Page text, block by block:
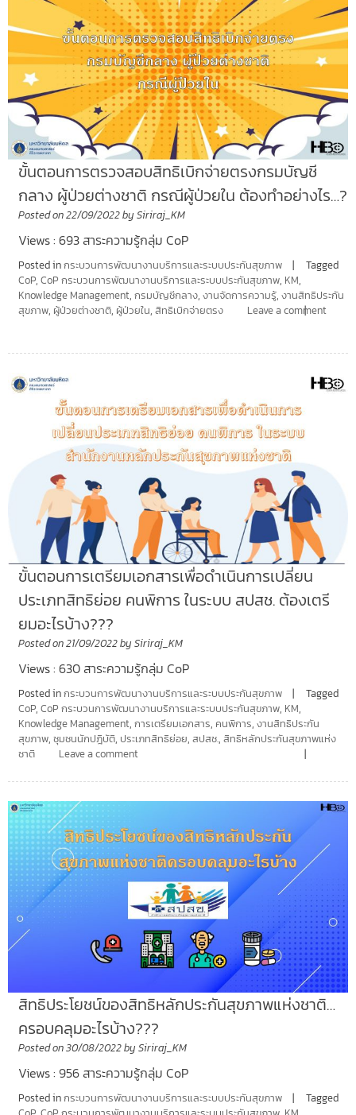
ขั้นตอนการตรวจสอบสิทธิเบิกจ่ายตรงกรมบัญชี
กลาง ผู้ป่วยต่างชาติ กรณีผู้ป่วยใน ต้องทำอย่างไร…?
Posted on22/09/2022by Siriraj_KM
Views : 693 สาระความรู้กลุ่ม CoP
Posted inกระบวนการพัฒนางานบริการและระบบประกันสุขภาพ
Tagged
CoP, CoP กระบวนการพัฒนางานบริการและระบบประกันสุขภาพ, KM,
Knowledge Management, กรมบัญชีกลาง, งานจัดการความรู้, งานสิทธิประกัน
สุขภาพ, ผู้ป่วยต่างชาติ, ผู้ป่วยใน, สิทธิเบิกจ่ายตรง Leave a comment
ขั้นตอนการเตรียมเอกสารเพื่อดำเนินการเปลี่ยน
ประเภทสิทธิย่อย คนพิการ ในระบบ สปสช. ต้องเตรี
ยมอะไรบ้าง???
Posted on21/09/2022by Siriraj_KM
Views : 630 สาระความรู้กลุ่ม CoP
Posted inกระบวนการพัฒนางานบริการและระบบประกันสุขภาพ
Tagged
CoP, CoP กระบวนการพัฒนางานบริการและระบบประกันสุขภาพ, KM,
Knowledge Management, การเตรียมเอกสาร, คนพิการ, งานสิทธิประกัน
สุขภาพ, ชุมชนนักปฎิบัติ, ประเภทสิทธิย่อย, สปสช., สิทธิหลักประกันสุขภาพแห่ง
ชาติ
Leave a comment
สิทธิประโยชน์ของสิทธิหลักประกันสุขภาพแห่งชาติ…
ครอบคลุมอะไรบ้าง???
Posted on30/08/2022by Siriraj_KM
Views : 956 สาระความรู้กลุ่ม CoP
Posted inกระบวนการพัฒนางานบริการและระบบประกันสุขภาพ
Tagged